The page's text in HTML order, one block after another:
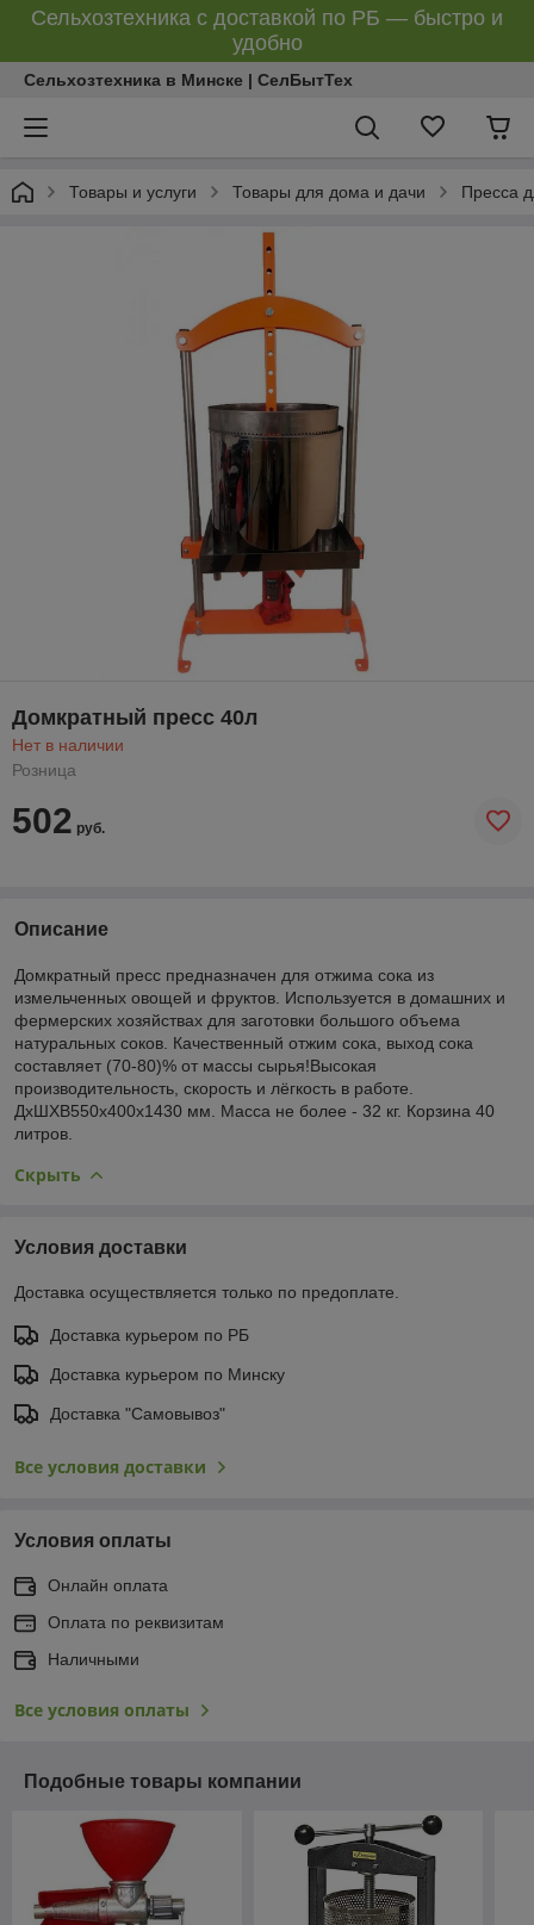
Сельхозтехника с доставкой по РБ — быстро и
удобно
Сельхозтехника в Минске | СелБытТех
Товары и услуги Товары для дома и дачи Пресса
Домкратный пресс 40л
Нет в наличии
Розница
502 руб.
Описание
Домкратный пресс предназначен для отжима сока из
измельченных овощей и фруктов. Используется в домашних и
фермерских хозяйствах для заготовки большого объема
натуральных соков. Качественный отжим сока, выход сока
составляет (70-80)% от массы сырья!Высокая
производительность, скорость и лёгкость в работе.
ДхШХВ550х400х1430 мм. Масса не более - 32 кг. Корзина 40
литров.
Скрыть
Условия доставки
Доставка осуществляется только по предоплате.
Доставка курьером по РБ
Доставка курьером по Минску
Доставка "Самовывоз"
Все условия доставки
Условия оплаты
Онлайн оплата
Оплата по реквизитам
Наличными
Все условия оплаты
Подобные товары компании